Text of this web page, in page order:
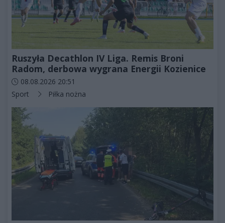
Ruszyła Decathlon IV Liga. Remis Broni
Radom, derbowa wygrana Energii Kozienice
Data dodania artykułu:
08.08.2026 20:51
Kategorie artykułu:
Sport Piłka nożna